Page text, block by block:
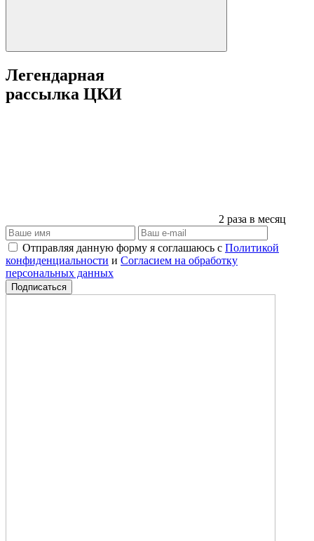
Легендарная
рассылка ЦКИ
2 раза в месяц
Отправляя данную форму я соглашаюсь с Политикой
конфиденциальности и Согласием на обработку
персональных данных
Подписаться